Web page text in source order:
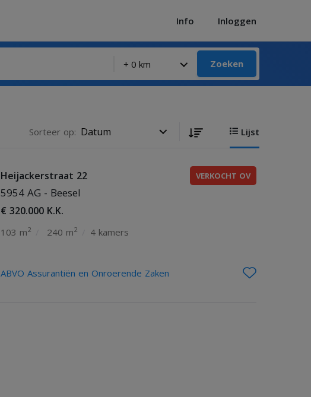
Info Inloggen
Zoeken
Sorteer op: Lijst
VERKOCHT OV
Heijackerstraat 22
5954 AG - Beesel
€ 320.000 K.K.
103 m2 240 m2 4 kamers
ABVO Assurantiën en Onroerende Zaken